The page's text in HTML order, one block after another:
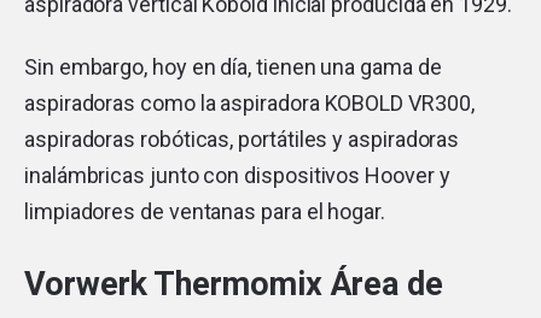
Sin embargo, hoy en día, tienen una gama de
aspiradoras como la aspiradora KOBOLD VR300,
aspiradoras robóticas, portátiles y aspiradoras
inalámbricas junto con dispositivos Hoover y
limpiadores de ventanas para el hogar.
Vorwerk Thermomix Área de